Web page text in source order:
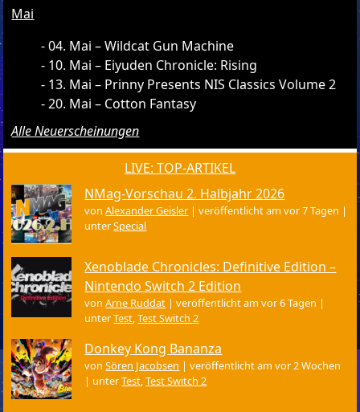
Mai
04. Mai – Wildcat Gun Machine
10. Mai – Eiyuden Chronicle: Rising
13. Mai – Prinny Presents NIS Classics Volume 2
20. Mai – Cotton Fantasy
Alle Neuerscheinungen
LIVE: TOP-ARTIKEL
NMag-Vorschau 2. Halbjahr 2026
vonAlexander Geisler |veröffentlicht am vor 7 Tagen |
unterSpecial
Xenoblade Chronicles: Definitive Edition –
Nintendo Switch 2 Edition
vonArne Ruddat |veröffentlicht am vor 6 Tagen |
unterTest,Test Switch 2
Donkey Kong Bananza
vonSören Jacobsen |veröffentlicht am vor 2 Wochen
| unterTest,Test Switch 2